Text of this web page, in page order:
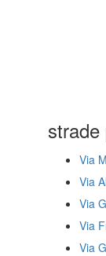
strade
Via
Via
Via
Via
Via